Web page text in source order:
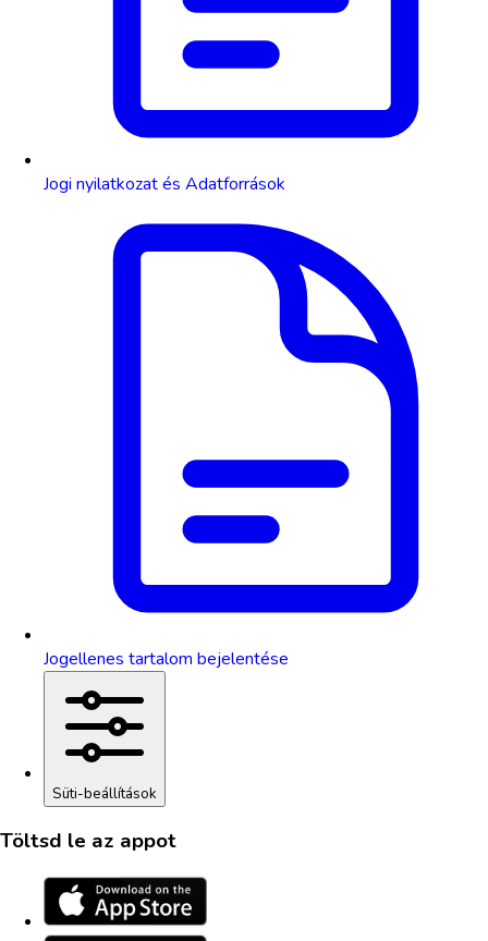
Jogi nyilatkozat és Adatforrások
Jogellenes tartalom bejelentése
Süti-beállítások
Töltsd le az appot